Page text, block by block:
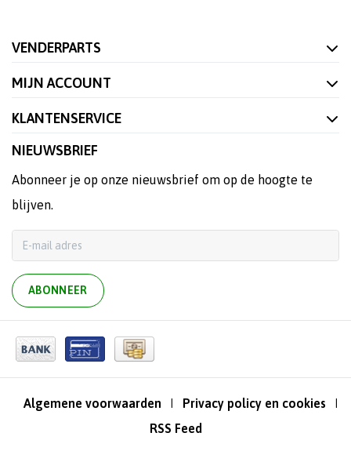
VENDERPARTS
MIJN ACCOUNT
KLANTENSERVICE
NIEUWSBRIEF
Abonneer je op onze nieuwsbrief om op de hoogte te
blijven.
ABONNEER
Algemene voorwaarden Privacy policy en cookies
RSS Feed